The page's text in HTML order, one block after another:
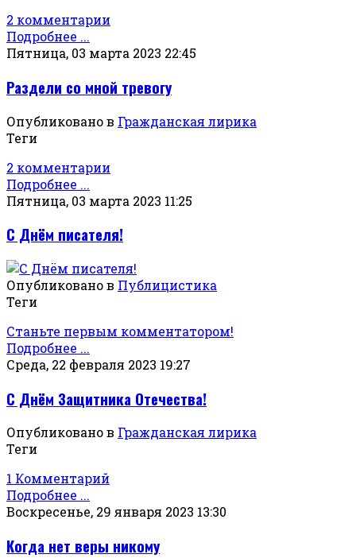
2 комментарии
Подробнее ...
Пятница, 03 марта 2023 22:45
Раздели со мной тревогу
Опубликовано в Гражданская лирика
Теги
2 комментарии
Подробнее ...
Пятница, 03 марта 2023 11:25
С Днём писателя!
Опубликовано в Публицистика
Теги
Станьте первым комментатором!
Подробнее ...
Среда, 22 февраля 2023 19:27
С Днём Защитника Отечества!
Опубликовано в Гражданская лирика
Теги
1 Комментарий
Подробнее ...
Воскресенье, 29 января 2023 13:30
Когда нет веры никому